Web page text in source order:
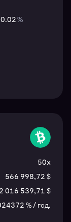
0.02%
BCH
50x
566 998,72 $
2 016 539,71 $
% / год.